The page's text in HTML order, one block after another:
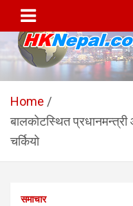
content
सञ्चालित
पत्रिका
hknepal, hknepal.com, hk
Home
बालकोटस्थित
चर्कियो
समाचार